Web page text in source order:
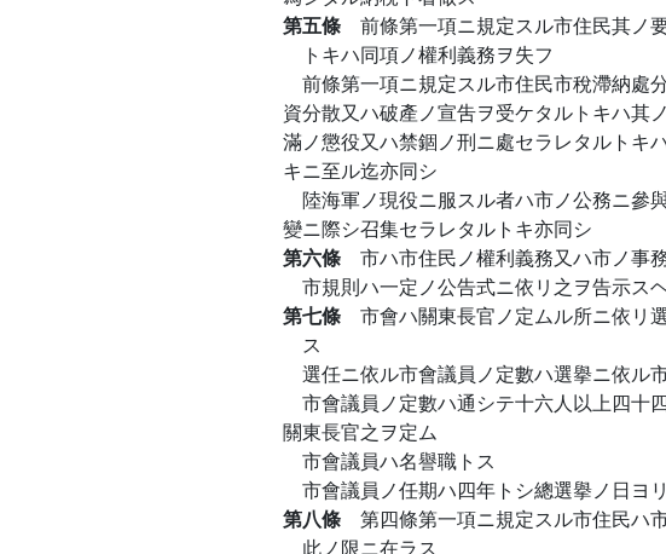
第五條 前條第一項ニ規定スル市住民其ノ
トキハ同項ノ權利義務ヲ失フ
前條第一項ニ規定スル市住民市稅滯納處
資分散又ハ破產ノ宣吿ヲ受ケタルトキハ其
滿ノ懲役又ハ禁錮ノ刑ニ處セラレタルトキ
キニ至ル迄亦同シ
陸海軍ノ現役ニ服スル者ハ市ノ公務ニ參
變ニ際シ召集セラレタルトキ亦同シ
第六條 市ハ市住民ノ權利義務又ハ市ノ事
市規則ハ一定ノ公告式ニ依リ之ヲ告示ス
第七條 市會ハ關東長官ノ定ムル所ニ依リ
ス
選任ニ依ル市會議員ノ定數ハ選擧ニ依ル
市會議員ノ定數ハ通シテ十六人以上四十
關東長官之ヲ定ム
市會議員ハ名譽職トス
市會議員ノ任期ハ四年トシ總選擧ノ日ヨ
第八條 第四條第一項ニ規定スル市住民ハ
此ノ限ニ在ラス